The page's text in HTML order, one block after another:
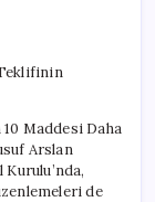
Teklifinin
Daha
Edildi
için
Maddesi Daha
Arslan
de